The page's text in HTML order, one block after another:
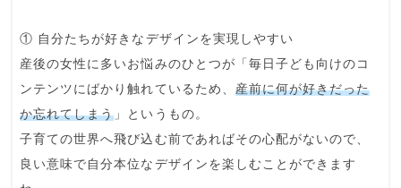
① 自分たちが好きなデザインを実現しやすい
産後の女性に多いお悩みのひとつが「毎日子ども向けのコ
ンテンツにばかり触れているため、 産前に何が好きだった
か忘れてしまう 」というもの。
子育ての世界へ飛び込む前であればその心配がないので、
良い意味で自分本位なデザインを楽しむことができます